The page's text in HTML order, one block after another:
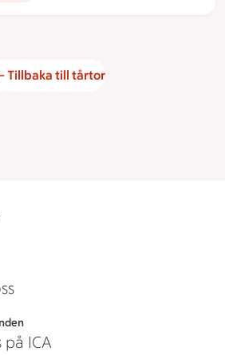
Tillbaka till tårtor
på ICA